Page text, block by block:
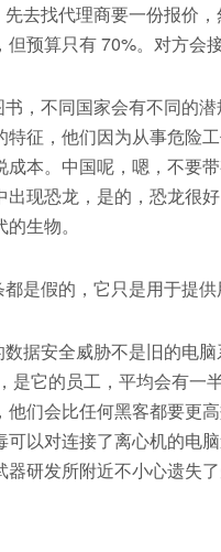
去找代理商要一份报价
预算只有 70%。对方会
，不同国家会有不同的
征，他们因为从事危险
本。中国呢，嗯，不要
现恐龙，是的，恐龙很
生物。
是假的，它只是用于提
据安全威胁不是旧的电
它的员工，平均会有一
们会比任何黑客都要更
以对连接了离心机的电
研发所附近不小心遗失